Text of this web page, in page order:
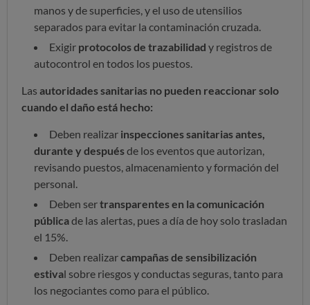
manos y de superficies, y el uso de utensilios
separados para evitar la contaminación cruzada.
Exigir protocolos de trazabilidad y registros de
autocontrol en todos los puestos.
Las autoridades sanitarias no pueden reaccionar solo
cuando el daño está hecho:
Deben realizar inspecciones sanitarias antes,
durante y despuésde los eventos que autorizan,
revisando puestos, almacenamiento y formación del
personal.
Deben sertransparentes en la comunicación
públicade las alertas, pues a día de hoy solo trasladan
el 15%.
Deben realizarcampañas de sensibilización
estival sobre riesgos y conductas seguras, tanto para
los negociantes como para el público.